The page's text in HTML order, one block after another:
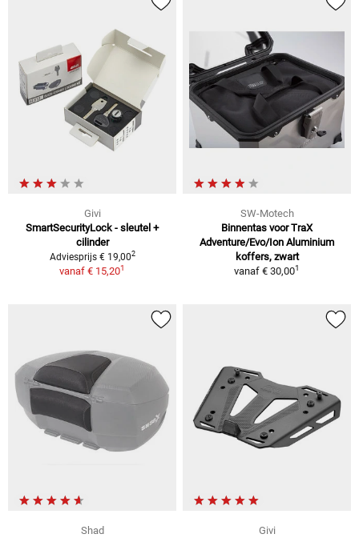
Givi
SmartSecurityLock - sleutel +
cilinder
Adviesprijs € 19,002
vanaf € 15,201
SW-Motech
Binnentas voor TraX
Adventure/Evo/Ion Aluminium
koffers, zwart
vanaf € 30,001
Shad
Givi